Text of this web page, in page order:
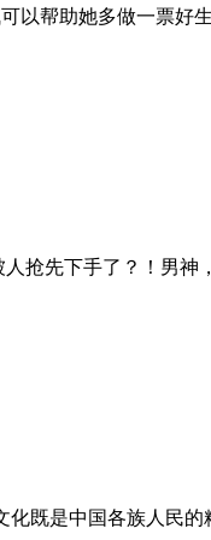
以帮助她多做一票好
先下手了？！男神
既是中国各族人民